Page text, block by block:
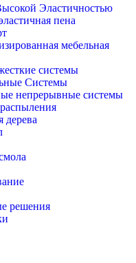
Эластичностью
пена
мебельная
системы
Системы
непрерывные системы
дерева
решения